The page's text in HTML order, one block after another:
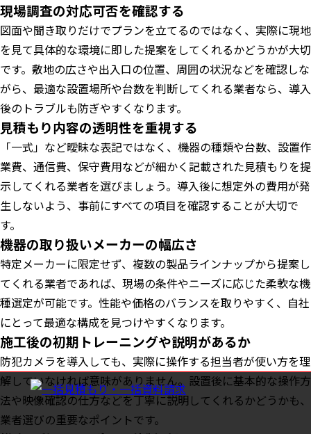
現場調査の対応可否を確認する
図面や聞き取りだけでプランを立てるのではなく、実際に現地
を見て具体的な環境に即した提案をしてくれるかどうかが大切
です。敷地の広さや出入口の位置、周囲の状況などを確認しな
がら、最適な設置場所や台数を判断してくれる業者なら、導入
後のトラブルも防ぎやすくなります。
見積もり内容の透明性を重視する
「一式」など曖昧な表記ではなく、機器の種類や台数、設置作
業費、通信費、保守費用などが細かく記載された見積もりを提
示してくれる業者を選びましょう。導入後に想定外の費用が発
生しないよう、事前にすべての項目を確認することが大切で
す。
機器の取り扱いメーカーの幅広さ
特定メーカーに限定せず、複数の製品ラインナップから提案し
てくれる業者であれば、現場の条件やニーズに応じた柔軟な機
種選定が可能です。性能や価格のバランスを取りやすく、自社
にとって最適な構成を見つけやすくなります。
施工後の初期トレーニングや説明があるか
防犯カメラを導入しても、実際に操作する担当者が使い方を理
解していなければ意味がありません。設置後に基本的な操作方
法や映像確認の仕方などを丁寧に説明してくれるかどうかも、
業者選びの重要なポイントです。